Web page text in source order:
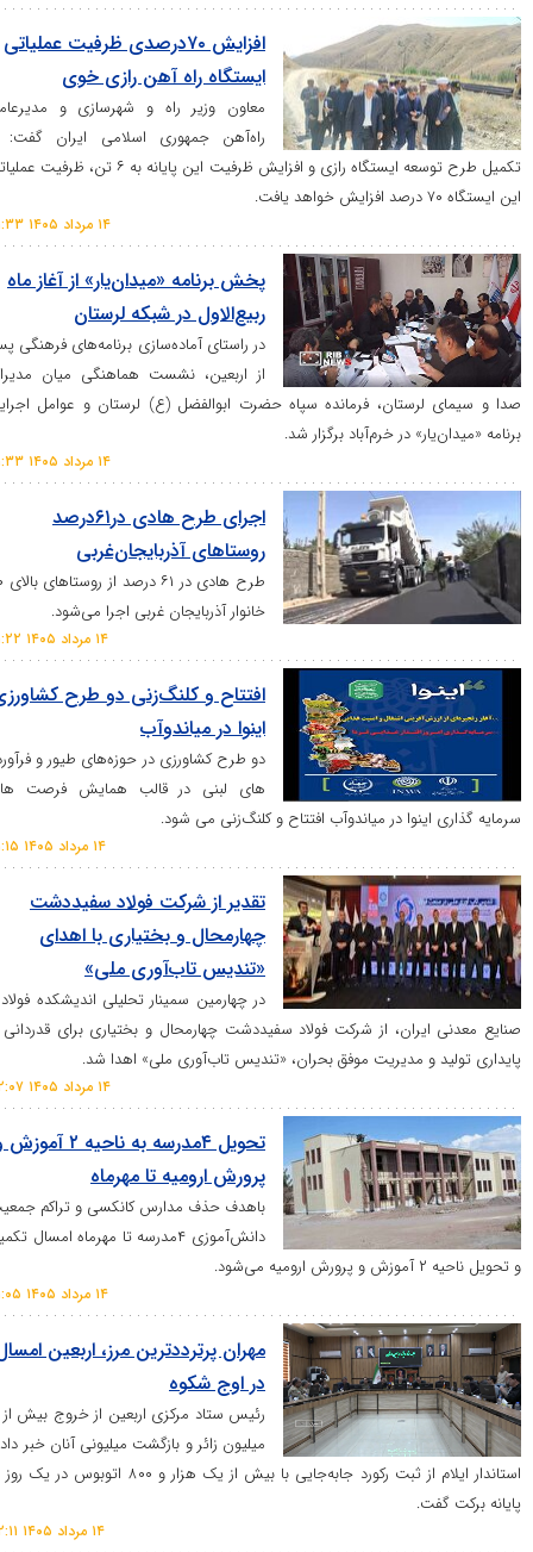
افزایش ۷۰درصدی ظرفیت عملیاتی
ایستگاه راه آهن رازی خوی
معاون وزیر راه و شهرسازی و مدیرعامل
راه‌آهن جمهوری اسلامی ایران گفت: با
تکمیل طرح توسعه ایستگاه رازی و افزایش ظرفیت این پایانه به ۶ تن، ظرفیت عملیاتی
پخش برنامه «میدان‌یار» از آغاز ماه
ربیع‌الاول در شبکه لرستان
در راستای آماده‌سازی برنامه‌های فرهنگی پس
از اربعین، نشست هماهنگی میان مدیران
فرمانده سپاه حضرت ابوالفضل (ع) لرستان و عوامل اجرایی
در خرم‌آباد برگزار شد.
اجرای طرح هادی در۶۱درصد
روستاهای آذربایجان‌غربی
طرح هادی در ۶۱ درصد از روستا‌های بالای ۲۰
خانوار آذربایجان غربی اجرا می‌شود.
افتتاح و کلنگ‌زنی دو طرح کشاورزی
اینوا در میاندوآب
دو طرح کشاورزی در حوزه‌های طیور و فرآورده
های لبنی در قالب همایش فرصت های
در میاندوآب افتتاح و کلنگ‌زنی می شود.
تقدیر از شرکت فولاد سفیددشت
چهارمحال و بختیاری با اهدای
«تندیس تاب‌آوری ملی»
در چهارمین سمینار تحلیلی اندیشکده فولاد و
از شرکت فولاد سفیددشت چهارمحال و بختیاری برای قدردانی از
و مدیریت موفق بحران، «تندیس تاب‌آوری ملی» اهدا شد.
تحویل ۴مدرسه به ناحیه ۲ آموزش و
پرورش ارومیه تا مهرماه
باهدف حذف مدارس کانکسی و تراکم جمعیت
دانش‌آموزی ۴مدرسه تا مهرماه امسال تکمیل
مهران پرترددترین مرز، اربعین امسال
در اوج شکوه
رئیس ستاد مرکزی اربعین از خروج بیش از ۳
میلیون زائر و بازگشت میلیونی آنان خبر داد و
استاندار ایلام از ثبت رکورد جابه‌جایی با بیش از یک هزار و ۸۰۰ اتوبوس در یک روز در